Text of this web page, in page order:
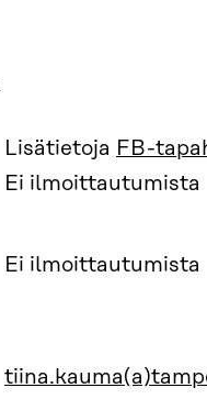
Lisätietoja FB-
Ei ilmoittautumista
Ei ilmoittautumista